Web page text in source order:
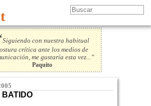
Siguiendo con nuestra habitual
crítica ante los medios de
me gustaría esta vez...”
Paquito
BATIDO